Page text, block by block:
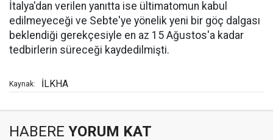
İtalya'dan verilen yanıtta ise ültimatomun kabul
edilmeyeceği ve Sebte'ye yönelik yeni bir göç dalgası
beklendiği gerekçesiyle en az 15 Ağustos'a kadar
tedbirlerin süreceği kaydedilmişti.
Kaynak: İLKHA
HABERE YORUM KAT